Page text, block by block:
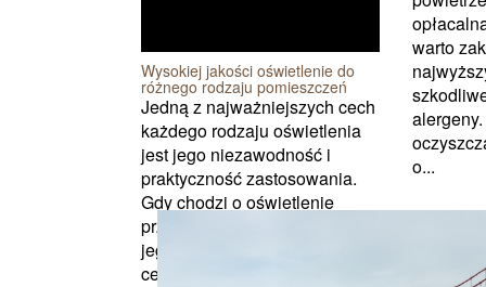
Wysokiej jakości oświetlenie do
różnego rodzaju pomieszczeń
Jedną z najważniejszych cech
każdego rodzaju oświetlenia
jest jego niezawodność i
praktyczność zastosowania.
Gdy chodzi o oświetlenie
przemysłowe, kluczowe w
jego przypadku jest to, aby
cechowało się wysokim ...
warto
o...